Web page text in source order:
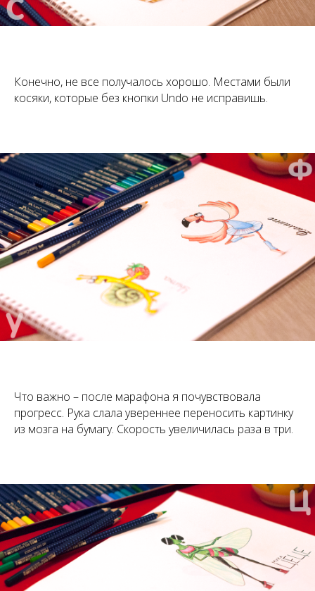
Конечно, не все получалось хорошо. Местами были
косяки, которые без кнопки Undo не исправишь.
Что важно – после марафона я почувствовала
прогресс. Рука слала увереннее переносить картинку
из мозга на бумагу. Скорость увеличилась раза в три.